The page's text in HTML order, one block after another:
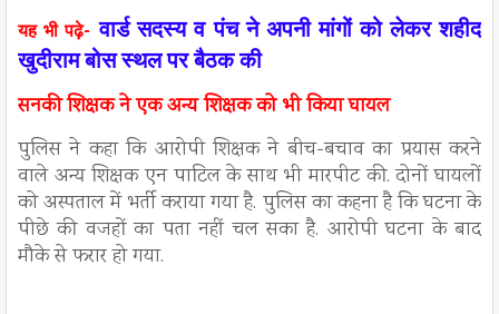
यह भी पढ़े- वार्ड सदस्य व पंच ने अपनी मांगों को लेकर शहीद
खुदीराम बोस स्थल पर बैठक की
सनकी शिक्षक ने एक अन्य शिक्षक को भी किया घायल
पुलिस ने कहा कि आरोपी शिक्षक ने बीच-बचाव का प्रयास करने
वाले अन्य शिक्षक एन पाटिल के साथ भी मारपीट की. दोनों घायलों
को अस्पताल में भर्ती कराया गया है. पुलिस का कहना है कि घटना के
पीछे की वजहों का पता नहीं चल सका है. आरोपी घटना के बाद
मौके से फरार हो गया.